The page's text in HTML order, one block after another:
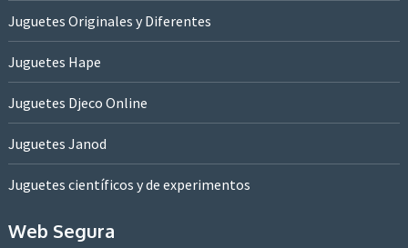
Juguetes Originales y Diferentes
Juguetes Hape
Juguetes Djeco Online
Juguetes Janod
Juguetes científicos y de experimentos
Web Segura